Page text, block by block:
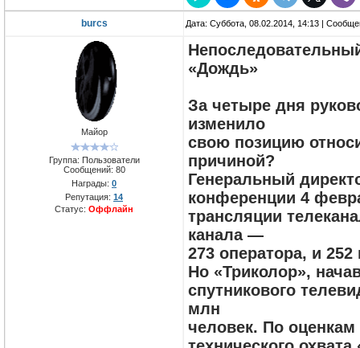
burcs Дата: Суббота, 08.02.2014, 14:13 |
Майор
Группа: Пользователи
Сообщений: 80
Награды: 0
Репутация: 14
Статус: Оффлайн
«Дождь»
За четыре дня
изменило
свою позицию
причиной?
Генеральный
конференции 4
трансляции
канала —
273 оператора, и
Но «Триколор»,
спутникового
млн
человек. По